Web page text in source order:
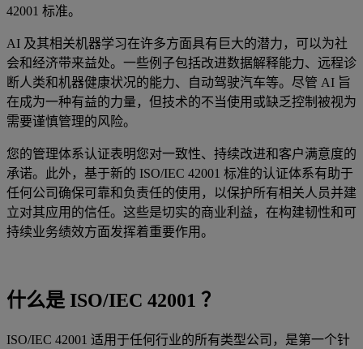
42001 标准。
AI 及其相关机器学习在许多方面具有巨大的潜力，可以为社
会和经济带来益处。一些例子包括改进数据解释能力、远程诊
断人类和机器健康状况的能力、自动驾驶汽车等。尽管 AI 旨
在成为一种有益的力量，但技术的不当使用或缺乏控制被视为
需要谨慎管理的风险。
您的管理体系认证表明您对一致性、持续改进和客户满意度的
承诺。此外，基于新的 ISO/IEC 42001 标准的认证体系有助于
任何公司确保可靠和负责任的使用，以保护所有相关人员并建
立对其应用的信任。这些是切实的商业利益，在构建韧性和可
持续业务绩效方面发挥着重要作用。
什么是 ISO/IEC 42001 ？
ISO/IEC 42001 适用于任何行业的所有类型公司，是第一个针